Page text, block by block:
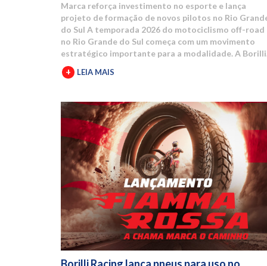
Marca reforça investimento no esporte e lança
projeto de formação de novos pilotos no Rio
do Sul A temporada 2026 do motociclismo off-road
no Rio Grande do Sul começa com um movimento
estratégico importante para a modalidade. A Borilli
Racing amplia sua atuação no estado e assume o
naming rights dos principais campeonatos regionais.
Motociclismo (FGM), as competições passam a
com a marca no título oficial. A partir desta
temporada, os eventos serão denominados
Campeonato Gaúcho Borilli Racing de Motocross e
Campeonato Gaúcho Borilli Racing de Velocross. A
parceria fortalece o calendário estadual e eleva o
nível das competições. Além disso, amplia a
dos eventos e gera mais visibilidade para pilotos,
equipes e patrocinadores envolvidos. Borilli amplia
protagonismo no motociclismo gaúcho A Borilli
Racing já possui uma trajetória consolidada dentro
do Campeonato Gaúcho. A marca apoia a
há cerca de uma década e, em 2026, dá um passo
+ LEIA MAIS